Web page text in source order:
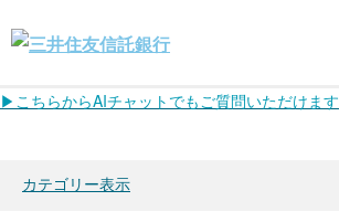
▶こちらからAIチャットでもご質問いただけます
カテゴリー表示